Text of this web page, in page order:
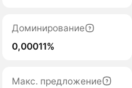
Доминирование
0,00011%
Макс. предложение